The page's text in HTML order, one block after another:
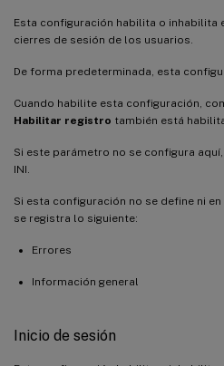
Esta configuración habilita o
cierres de sesión de los usuarios.
De forma predeterminada, esta
Cuando habilite esta configuración,
Habilitar registro también está
Si este parámetro no se configura
INI.
Si esta configuración no se define ni en
se registra lo siguiente:
Errores
Información general
Inicio de sesión